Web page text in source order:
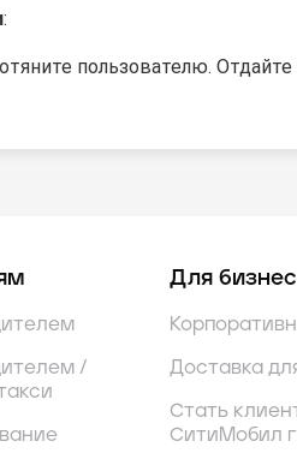
:
пользователю. Отдайте
/
Для
Доставка
Стать
СитиМобил